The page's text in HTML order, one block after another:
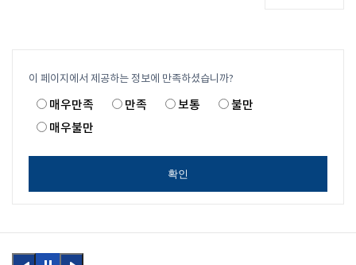
이 페이지에서 제공하는 정보에 만족하셨습니까?
매우만족 만족 보통
불만
매우불만
확인